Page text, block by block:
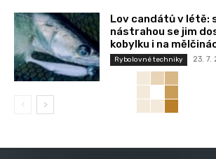
Lov candátů v létě:
nástrahou se jim
kobylku i na
Rybolovné techniky 23. 7.